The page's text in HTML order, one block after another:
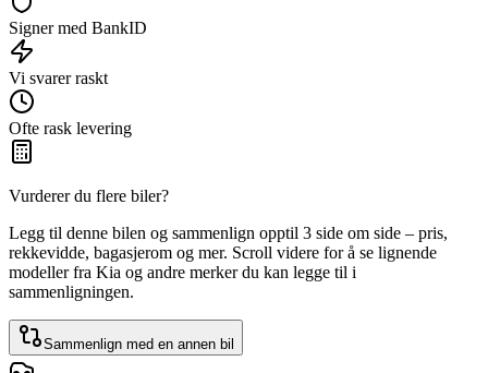
Signer med BankID
Vi svarer raskt
Ofte rask levering
Vurderer du flere biler?
Legg til denne bilen og sammenlign opptil 3 side om side – pris,
rekkevidde, bagasjerom og mer. Scroll videre for å se lignende
modeller fra Kia og andre merker du kan legge til i
sammenligningen.
Sammenlign med en annen bil